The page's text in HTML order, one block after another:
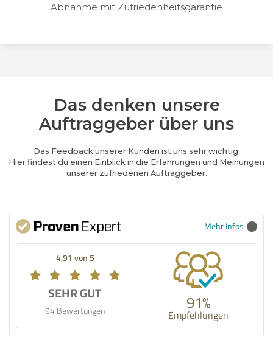
Abnahme mit Zufriedenheitsgarantie
Das denken unsere
Auftraggeber über uns
Das Feedback unserer Kunden ist uns sehr wichtig.
Hier findest du einen Einblick in die Erfahrungen und Meinungen
unserer zufriedenen Auftraggeber.
Mehr Infos
4,91 von 5
SEHR GUT
94 Bewertungen 91%
Empfehlungen